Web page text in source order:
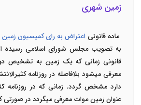
زمین شهری
ماده قانونی اعتراض به رای کمیسیون
به تصویب مجلس شورای اسلامی رسیده
قانونی زمانی که یک زمین به تشخیص
معرفی می­شود بلافاصله در روزنامه
دارد مشخص گردد. زمانی که در روزنامه
عنوان زمین موات معرفی می­گردد در صورتی